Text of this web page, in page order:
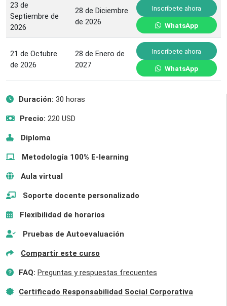
23 de
Septiembre de
2026
28 de Diciembre
de 2026
Inscríbete ahora
WhatsApp
21 de Octubre
de 2026
28 de Enero de
2027
Inscríbete ahora
WhatsApp
Duración: 30 horas
Precio: 220 USD
Diploma
Metodología 100% E-learning
Aula virtual
Soporte docente personalizado
Flexibilidad de horarios
Pruebas de Autoevaluación
Compartir este curso
FAQ: Preguntas y respuestas frecuentes
Certificado Responsabilidad Social Corporativa